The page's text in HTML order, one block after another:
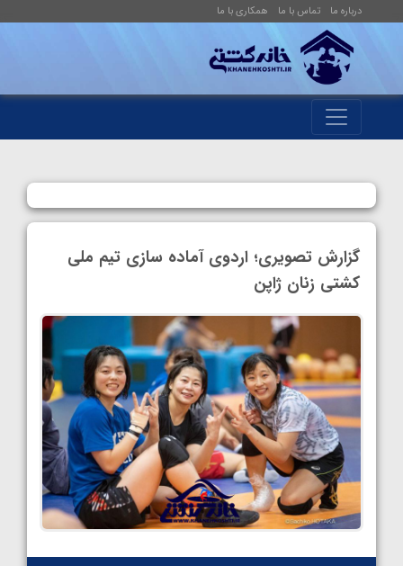
درباره ما تماس با ما همکاری با ما
گزارش تصویری؛ اردوی آماده سازی تیم ملی
کشتی زنان ژاپن